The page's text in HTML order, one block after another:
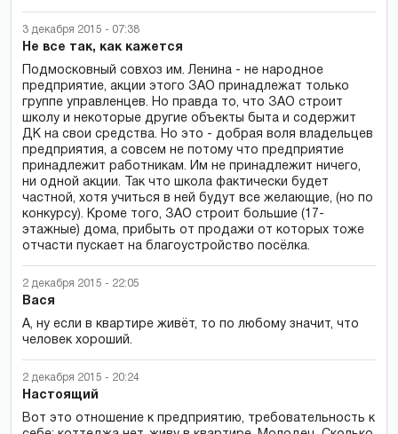
3 декабря 2015 - 07:38
Не все так, как кажется
Подмосковный совхоз им. Ленина - не народное
предприятие, акции этого ЗАО принадлежат только
группе управленцев. Но правда то, что ЗАО строит
школу и некоторые другие объекты быта и содержит
ДК на свои средства. Но это - добрая воля владельцев
предприятия, а совсем не потому что предприятие
принадлежит работникам. Им не принадлежит ничего,
ни одной акции. Так что школа фактически будет
частной, хотя учиться в ней будут все желающие, (но по
конкурсу). Кроме того, ЗАО строит большие (17-
этажные) дома, прибыть от продажи от которых тоже
отчасти пускает на благоустройство посёлка.
2 декабря 2015 - 22:05
Вася
А, ну если в квартире живёт, то по любому значит, что
человек хороший.
2 декабря 2015 - 20:24
Настоящий
Вот это отношение к предприятию, требовательность к